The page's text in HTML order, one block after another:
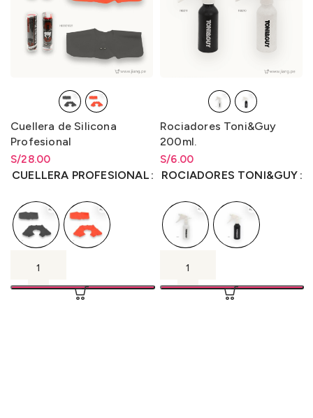
Cuellera de Silicona
Profesional
S/28.00
Rango de precios: desde
S/28.00hastaS/28.00
CUELLERA PROFESIONAL
Rociadores Toni&Guy
200ml.
S/6.00
Rango de precios: desde
S/6.00hastaS/ 6.00
ROCIADORES TONI&GUY